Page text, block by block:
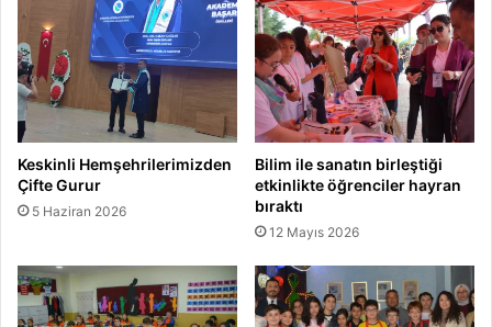
e
d
i
y
o
r
!
Keskinli Hemşehrilerimizden
Çifte Gurur
5 Haziran 2026
Bilim ile sanatın birleştiği
etkinlikte öğrenciler hayran
bıraktı
12 Mayıs 2026